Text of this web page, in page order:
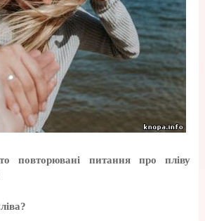
повторювані питання про пліву